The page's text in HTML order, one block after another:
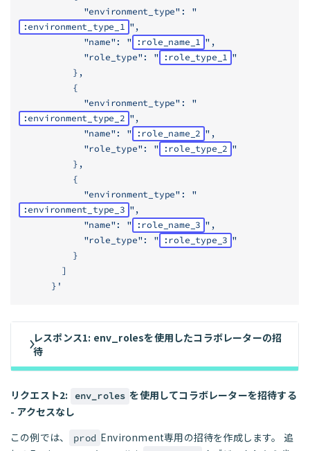
            "environment_type": "
:environment_type_1 ",
            "name": "
:role_name_1 ",
            "role_type": "
:role_type_1 "
          },
          {
            "environment_type": "
:environment_type_2 ",
            "name": "
:role_name_2 ",
            "role_type": "
:role_type_2 "
          },
          {
            "environment_type": "
:environment_type_3 ",
            "name": "
:role_name_3 ",
            "role_type": "
:role_type_3 "
          }
        ]
      }'
レスポンス1: env_rolesを使用したコラボレーターの招
待
リクエスト2: env_roles を使用してコラボレーターを招待する
- アクセスなし
この例では、
prod Environment専用の招待を作成します。 追